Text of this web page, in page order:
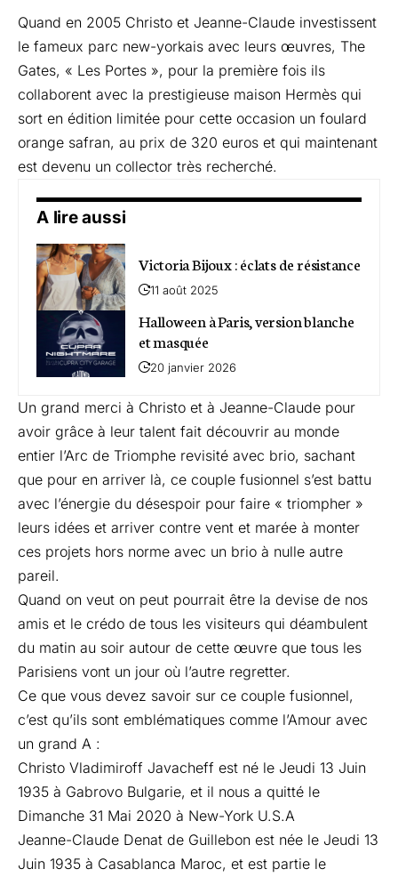
Quand en 2005 Christo et Jeanne-Claude investissent
le fameux parc new-yorkais avec leurs œuvres, The
Gates, « Les Portes », pour la première fois ils
collaborent avec la prestigieuse maison Hermès qui
sort en édition limitée pour cette occasion un foulard
orange safran, au prix de 320 euros et qui maintenant
est devenu un collector très recherché.
A lire aussi
Victoria Bijoux : éclats de résistance
11 août 2025
Halloween à Paris, version blanche
et masquée
20 janvier 2026
Un grand merci à Christo et à Jeanne-Claude pour
avoir grâce à leur talent fait découvrir au monde
entier l’Arc de Triomphe revisité avec brio, sachant
que pour en arriver là, ce couple fusionnel s’est battu
avec l’énergie du désespoir pour faire « triompher »
leurs idées et arriver contre vent et marée à monter
ces projets hors norme avec un brio à nulle autre
pareil.
Quand on veut on peut pourrait être la devise de nos
amis et le crédo de tous les visiteurs qui déambulent
du matin au soir autour de cette œuvre que tous les
Parisiens vont un jour où l’autre regretter.
Ce que vous devez savoir sur ce couple fusionnel,
c’est qu’ils sont emblématiques comme l’Amour avec
un grand A :
Christo Vladimiroff Javacheff est né le Jeudi 13 Juin
1935 à Gabrovo Bulgarie, et il nous a quitté le
Dimanche 31 Mai 2020 à New-York U.S.A
Jeanne-Claude Denat de Guillebon est née le Jeudi 13
Juin 1935 à Casablanca Maroc, et est partie le